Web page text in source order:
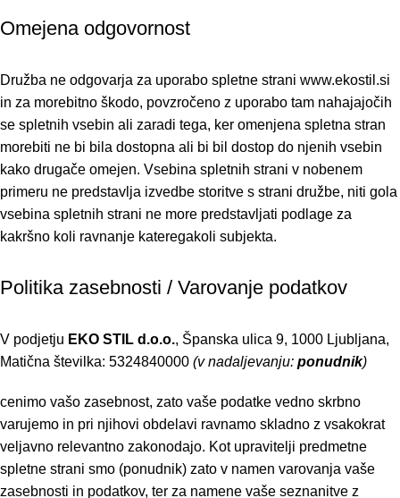
Omejena odgovornost
Družba ne odgovarja za uporabo spletne strani www.ekostil.si
in za morebitno škodo, povzročeno z uporabo tam nahajajočih
se spletnih vsebin ali zaradi tega, ker omenjena spletna stran
morebiti ne bi bila dostopna ali bi bil dostop do njenih vsebin
kako drugače omejen. Vsebina spletnih strani v nobenem
primeru ne predstavlja izvedbe storitve s strani družbe, niti gola
vsebina spletnih strani ne more predstavljati podlage za
kakršno koli ravnanje kateregakoli subjekta.
Politika zasebnosti / Varovanje podatkov
V podjetju EKO STIL d.o.o., Španska ulica 9, 1000 Ljubljana,
Matična številka: 5324840000 (v nadaljevanju: ponudnik)
cenimo vašo zasebnost, zato vaše podatke vedno skrbno
varujemo in pri njihovi obdelavi ravnamo skladno z vsakokrat
veljavno relevantno zakonodajo. Kot upravitelji predmetne
spletne strani smo (ponudnik) zato v namen varovanja vaše
zasebnosti in podatkov, ter za namene vaše seznanitve z